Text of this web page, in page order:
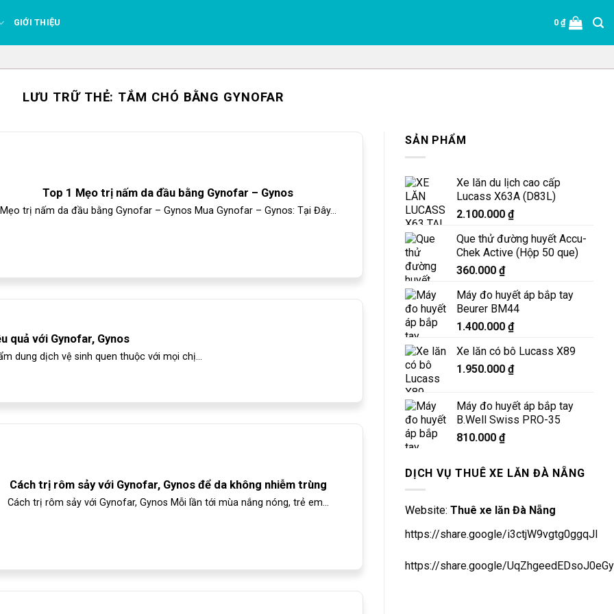
GIỚI THIỆU 0₫
LƯU TRỮ THẺ: TẮM CHÓ BẰNG GYNOFAR
Top 1 Mẹo trị nấm da đầu bằng Gynofar – Gynos
Mẹo trị nấm da đầu bằng Gynofar – Gynos Mua Gynofar – Gynos: Tại Đây...
quả với Gynofar, Gynos
dung dịch vệ sinh quen thuộc với mọi chị...
Cách trị rôm sảy với Gynofar, Gynos để da không nhiễm trùng
Cách trị rôm sảy với Gynofar, Gynos Mỗi lần tới mùa nắng nóng, trẻ em...
SẢN PHẨM
Xe lăn du lịch cao cấp
Lucass X63A (D83L)
2.100.000 ₫
Que thử đường huyết Accu-
Chek Active (Hộp 50 que)
360.000 ₫
Máy đo huyết áp bắp tay
Beurer BM44
1.400.000 ₫
Xe lăn có bô Lucass X89
1.950.000 ₫
Máy đo huyết áp bắp tay
B.Well Swiss PRO-35
810.000 ₫
DỊCH VỤ THUÊ XE LĂN ĐÀ NẴNG
Website: Thuê xe lăn Đà Nẵng
https://share.google/i3ctjW9vgtg0ggqJl
https://share.google/UqZhgeedEDsoJ0eGy